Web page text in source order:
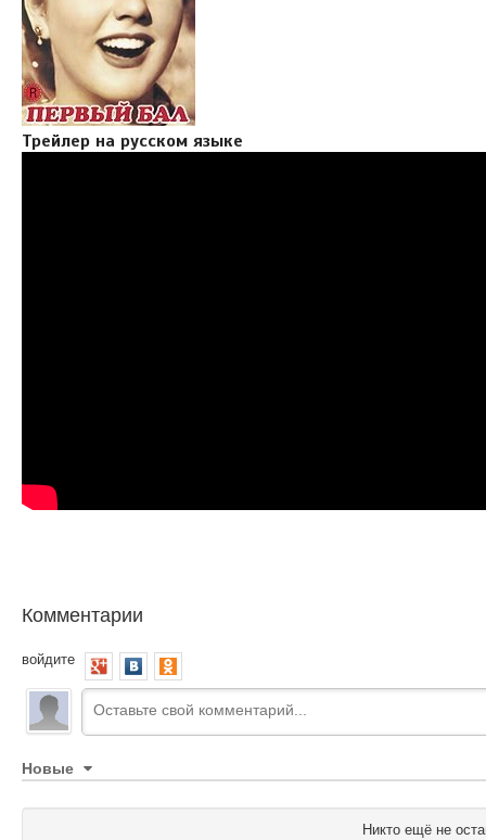
Трейлер на русском языке
Комментарии
войдите
Новые
Никто ещё не